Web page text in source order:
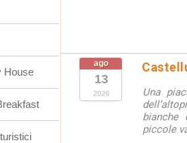
ago
13
2026
Una
bianche
piccole
House